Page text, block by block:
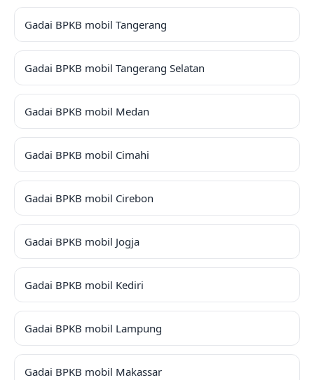
Gadai BPKB mobil Tangerang
Gadai BPKB mobil Tangerang Selatan
Gadai BPKB mobil Medan
Gadai BPKB mobil Cimahi
Gadai BPKB mobil Cirebon
Gadai BPKB mobil Jogja
Gadai BPKB mobil Kediri
Gadai BPKB mobil Lampung
Gadai BPKB mobil Makassar